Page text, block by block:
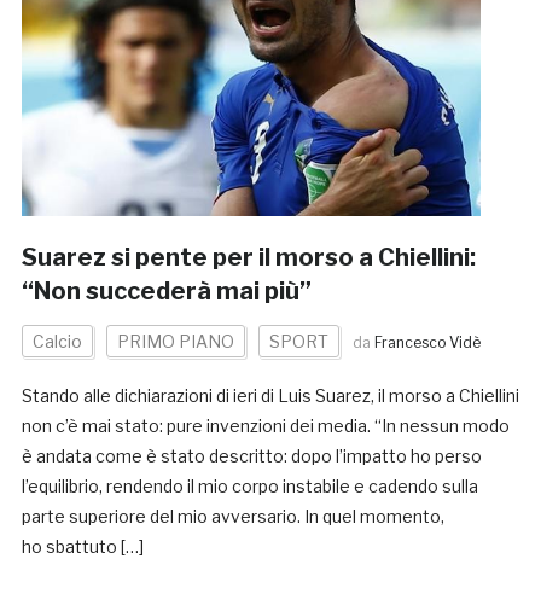
Suarez si pente per il morso a Chiellini:
“Non succederà mai più”
Calcio PRIMO PIANO SPORT da Francesco Vidè
Stando alle dichiarazioni di ieri di Luis Suarez, il morso a Chiellini
non c’è mai stato: pure invenzioni dei media. “In nessun modo
è andata come è stato descritto: dopo l’impatto ho perso
l’equilibrio, rendendo il mio corpo instabile e cadendo sulla
parte superiore del mio avversario. In quel momento,
ho sbattuto […]